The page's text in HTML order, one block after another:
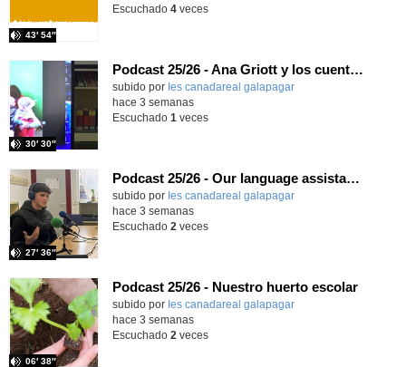
43′ 54″
Escuchado 4veces
Podcast 25/26 - Ana Griott y los cuentos de las voces olvidadas
subido por Ies canadareal galapagar
30′ 30″
-
hace 3 semanas
Escuchado 1 veces
Podcast 25/26 - Our language assistant Ellie
subido por Ies canadareal galapagar
27′ 36″
-
hace 3 semanas
Escuchado 2 veces
Podcast 25/26 - Nuestro huerto escolar
subido por Ies canadareal galapagar
06′ 38″
-
hace 3 semanas
Escuchado 2 veces